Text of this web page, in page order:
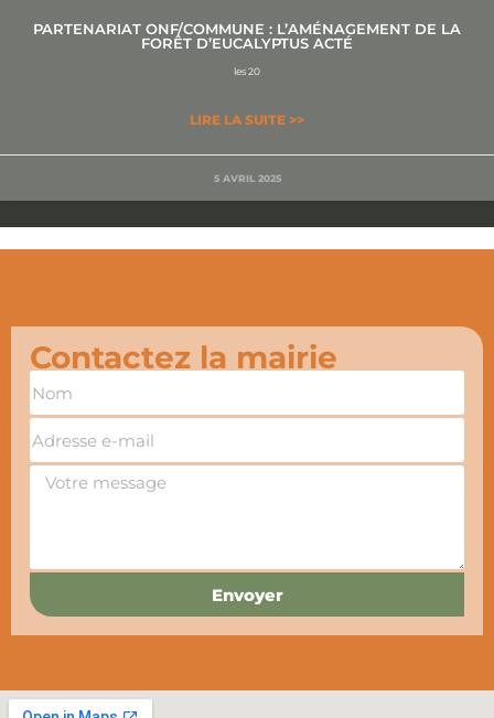
PARTENARIAT ONF/COMMUNE : L’AMÉNAGEMENT DE LA
FORÊT D’EUCALYPTUS ACTÉ
les 20
LIRE LA SUITE >>
5 AVRIL 2025
Contactez la mairie
Envoyer